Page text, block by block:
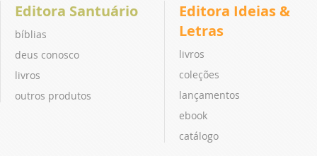
Editora Santuário
bíblias
deus conosco
livros
outros produtos
Editora Ideias &
Letras
livros
coleções
lançamentos
ebook
catálogo